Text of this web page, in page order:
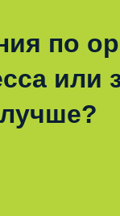
по
или